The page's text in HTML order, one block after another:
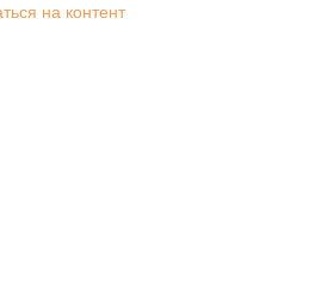
на контент